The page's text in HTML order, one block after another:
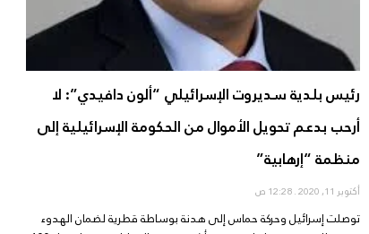
رئيس بلدية سديروت الإسرائيلي “ألون دافيدي”: لا
أرحب بدعم تحويل الأموال من الحكومة الإسرائيلية إلى
منظمة “إرهابية”
أكتوبر 11, 2020
توصلت إسرائيل وحركة حماس إلى هدنة بوساطة قطرية لضمان الهدوء